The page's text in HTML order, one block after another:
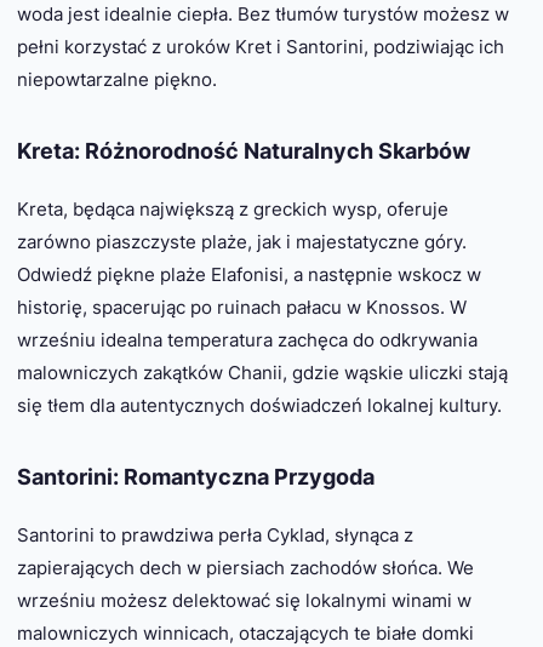
woda jest idealnie ciepła. Bez tłumów turystów możesz w
pełni korzystać z uroków Kret i Santorini, podziwiając ich
niepowtarzalne piękno.
Kreta: Różnorodność Naturalnych Skarbów
Kreta, będąca największą z greckich wysp, oferuje
zarówno piaszczyste plaże, jak i majestatyczne góry.
Odwiedź piękne plaże Elafonisi, a następnie wskocz w
historię, spacerując po ruinach pałacu w Knossos. W
wrześniu idealna temperatura zachęca do odkrywania
malowniczych zakątków Chanii, gdzie wąskie uliczki stają
się tłem dla autentycznych doświadczeń lokalnej kultury.
Santorini: Romantyczna Przygoda
Santorini to prawdziwa perła Cyklad, słynąca z
zapierających dech w piersiach zachodów słońca. We
wrześniu możesz delektować się lokalnymi winami w
malowniczych winnicach, otaczających te białe domki